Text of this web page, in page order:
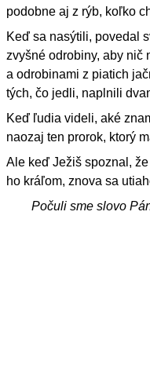
podobne aj z rýb, koľko
Keď sa nasýtili, povedal
zvyšné odrobiny, aby nič
a odrobinami z piatich
tých, čo jedli, naplnili
Keď ľudia videli, aké
naozaj ten prorok, ktorý
Ale keď Ježiš spoznal,
ho kráľom, znova sa
Počuli sme slovo